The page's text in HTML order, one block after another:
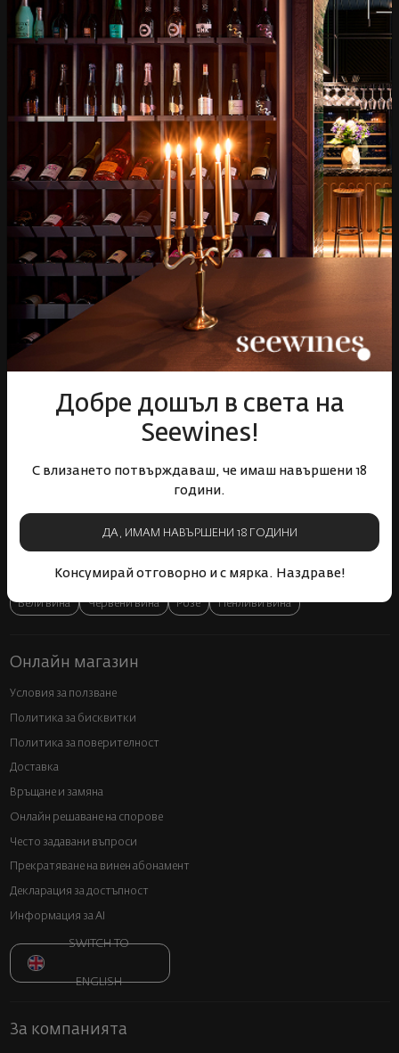
Добре дошъл в света на
Seewines!
С влизането потвърждаваш, че имаш навършени 18
години.
ДА, ИМАМ НАВЪРШЕНИ 18 ГОДИНИ
Консумирай отговорно и с мярка. Наздраве!
Над 1300 вина от цял
свят
Физически магазини и
събития
Бърза доставка за
цялата страна
отстъпки
Гурме
Събития
Mystery Box
Корпоративни клиенти
Бели вина Червени вина Розе Пенливи вина
Онлайн магазин
Условия за ползване
Политика за бисквитки
Политика за поверителност
Доставка
Връщане и замяна
Онлайн решаване на спорове
Често задавани въпроси
Прекратяване на винен абонамент
Декларация за достъпност
Информация за AI
SWITCH TO
ENGLISH
За компанията